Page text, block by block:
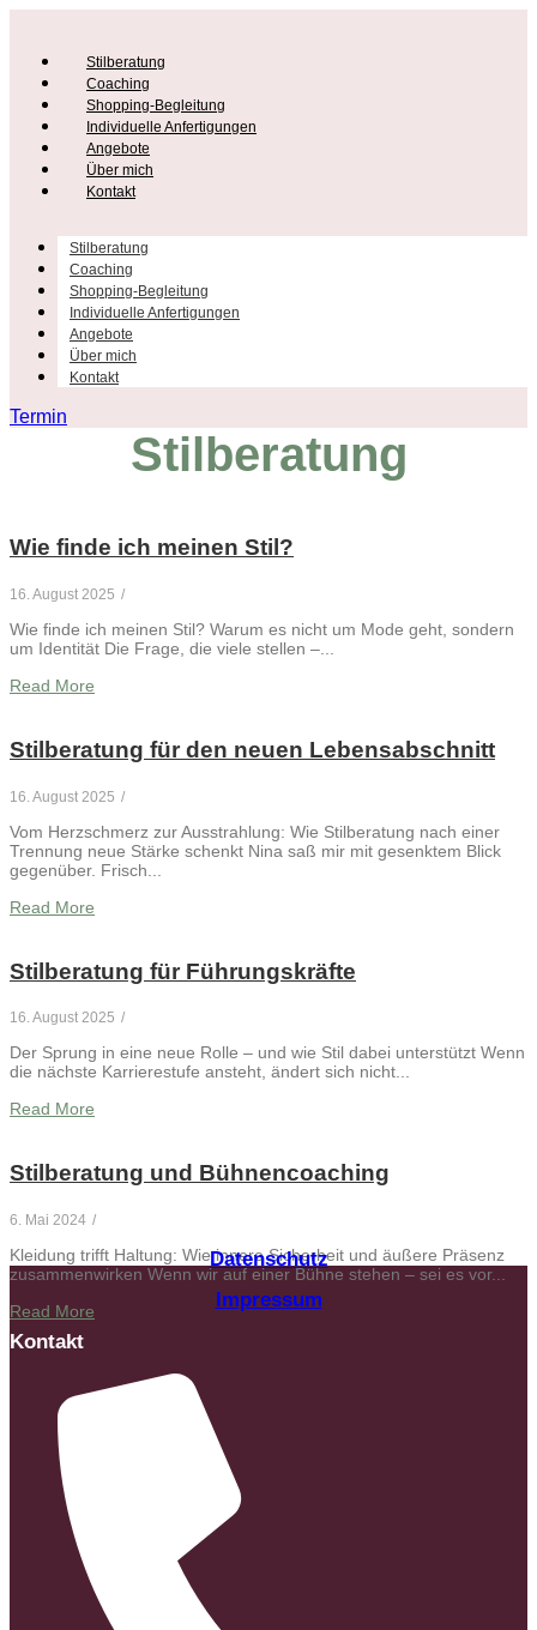
Stilberatung
Coaching
Shopping-Begleitung
Individuelle Anfertigungen
Angebote
Über mich
Kontakt
Stilberatung
Coaching
Shopping-Begleitung
Individuelle Anfertigungen
Angebote
Über mich
Kontakt
Termin
Stilberatung
Wie finde ich meinen Stil?
16. August 2025 /
Wie finde ich meinen Stil? Warum es nicht um Mode geht, sondern
um Identität Die Frage, die viele stellen –...
Read More
Stilberatung für den neuen Lebensabschnitt
16. August 2025 /
Vom Herzschmerz zur Ausstrahlung: Wie Stilberatung nach einer
Trennung neue Stärke schenkt Nina saß mir mit gesenktem Blick
gegenüber. Frisch...
Read More
Stilberatung für Führungskräfte
16. August 2025 /
Der Sprung in eine neue Rolle – und wie Stil dabei unterstützt Wenn
die nächste Karrierestufe ansteht, ändert sich nicht...
Read More
Stilberatung und Bühnencoaching
6. Mai 2024 /
Kleidung trifft Haltung: Wie innere Sicherheit und äußere Präsenz
zusammenwirken Wenn wir auf einer Bühne stehen – sei es vor...
Read More
Datenschutz
Impressum
Kontakt